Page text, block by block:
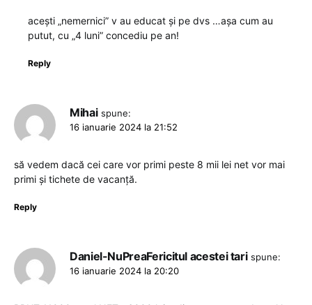
acești „nemernici” v au educat și pe dvs …așa cum au
putut, cu „4 luni” concediu pe an!
Reply
Mihai spune:
16 ianuarie 2024 la 21:52
să vedem dacă cei care vor primi peste 8 mii lei net vor mai
primi și tichete de vacanță.
Reply
Daniel-NuPreaFericitul acestei tari spune:
16 ianuarie 2024 la 20:20